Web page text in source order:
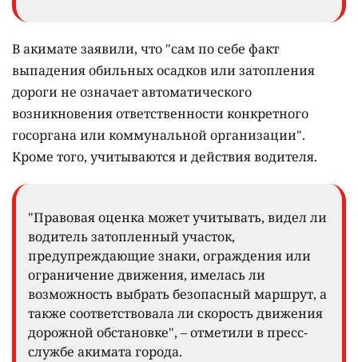
В акимате заявили, что "сам по себе факт
выпадения обильных осадков или затопления
дороги не означает автоматического
возникновения ответственности конкретного
госоргана или коммунальной организации".
Кроме того, учитываются и действия водителя.
"Правовая оценка может учитывать, видел ли
водитель затопленный участок,
предупреждающие знаки, ограждения или
ограничение движения, имелась ли
возможность выбрать безопасный маршрут, а
также соответствовала ли скорость движения
дорожной обстановке", – отметили в пресс-
службе акимата города.